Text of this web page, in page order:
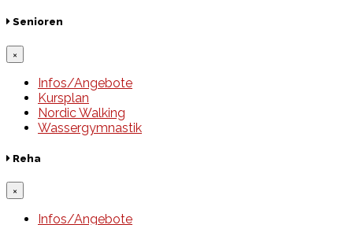
Senioren
×
Infos/Angebote
Kursplan
Nordic Walking
Wassergymnastik
Reha
×
Infos/Angebote